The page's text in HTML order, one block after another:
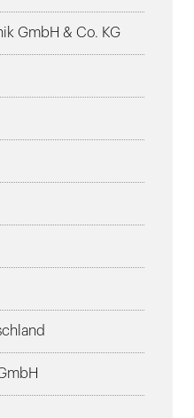
GmbH & Co. KG